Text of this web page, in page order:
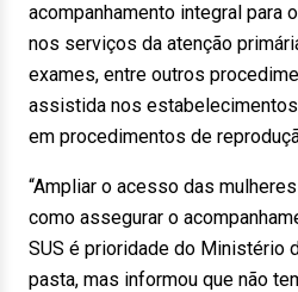
acompanhamento integral para
nos serviços da atenção
exames, entre outros
assistida nos
em procedimentos de
“Ampliar o acesso das
como assegurar o
SUS é prioridade do Ministério
pasta, mas informou que não